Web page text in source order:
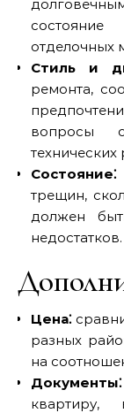
состояние
отделочных
Стиль и
ремонта,
вопросы о
технических
Состояние⁚
трещин,
должен
недостатков.
Цена⁚
разных
на
Документы⁚
квартиру,